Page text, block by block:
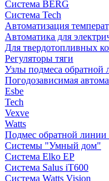
Система BERG
Система Tech
Автоматизация
Автоматика для
Для твердотопливных
Регуляторы тяги
Узлы подмеса обратной
Погодозависимая
Esbe
Tech
Vexve
Watts
Подмес обратной линии
Системы "Умный дом"
Система Elko EP
Система Salus iT600
Система Watts Vision